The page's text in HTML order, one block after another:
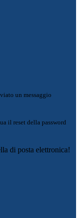
un messaggio
il reset della password
di posta elettronica!